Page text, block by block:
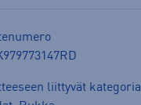
liittyvät